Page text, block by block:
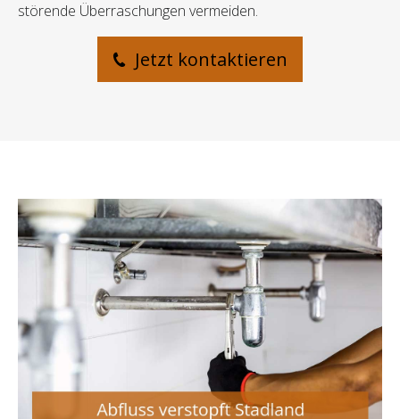
störende Überraschungen vermeiden.
Jetzt kontaktieren